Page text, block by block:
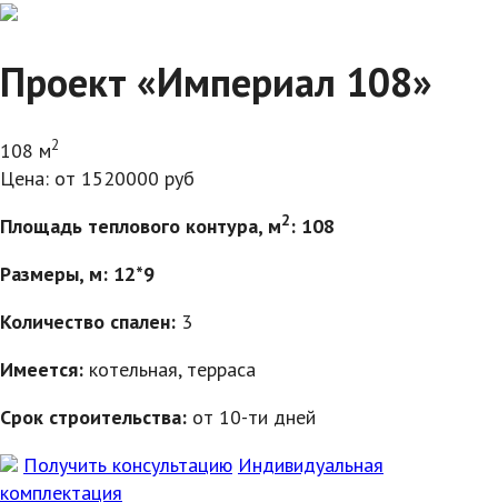
Проект «Империал 108»
108 м2
Цена: от 1520000 руб
Площадь теплового контура, м2: 108
Размеры, м: 12*9
Количество спален: 3
Имеется: котельная, терраса
Срок строительства: от 10-ти дней
Получить консультацию Индивидуальная
комплектация